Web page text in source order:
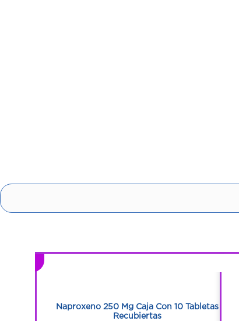
Naproxeno 250 Mg Caja Con 10 Tabletas
Recubiertas